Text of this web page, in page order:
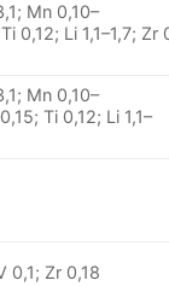
Mn 0,10–
0,12; Li 1,1–1,7; Zr
Mn 0,10–
Ti 0,12; Li 1,1–
0,1; Zr 0,18